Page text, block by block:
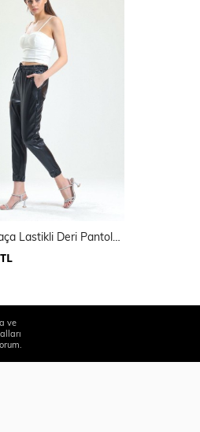
Bel Ve Paça Lastikli Deri Pantolon PNT33140
TL
ve